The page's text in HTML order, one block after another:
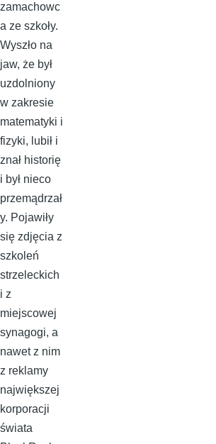
zamachowc
a ze szkoły.
Wyszło na
jaw, że był
uzdolniony
w zakresie
matematyki i
fizyki, lubił i
znał historię
i był nieco
przemądrzał
y. Pojawiły
się zdjęcia z
szkoleń
strzeleckich
i z
miejscowej
synagogi, a
nawet z nim
z reklamy
największej
korporacji
świata